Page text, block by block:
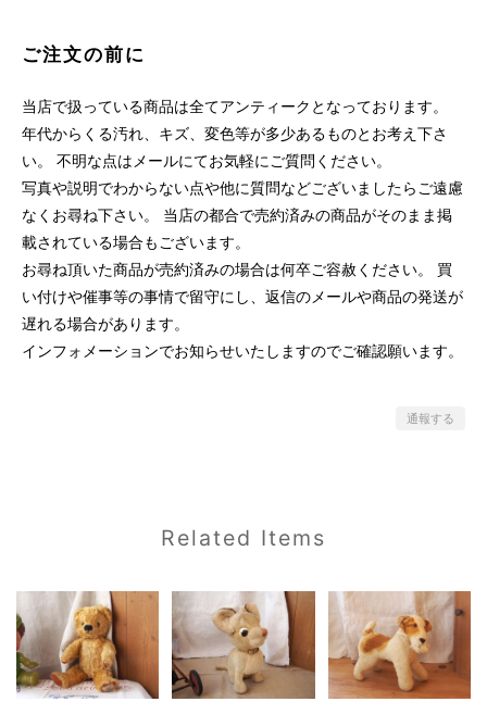
ご注文の前に
当店で扱っている商品は全てアンティークとなっております。
年代からくる汚れ、キズ、変色等が多少あるものとお考え下さ
い。 不明な点はメールにてお気軽にご質問ください。
写真や説明でわからない点や他に質問などございましたらご遠慮
なくお尋ね下さい。 当店の都合で売約済みの商品がそのまま掲
載されている場合もございます。
お尋ね頂いた商品が売約済みの場合は何卒ご容赦ください。 買
い付けや催事等の事情で留守にし、返信のメールや商品の発送が
遅れる場合があります。
インフォメーションでお知らせいたしますのでご確認願います。
通報する
Related Items